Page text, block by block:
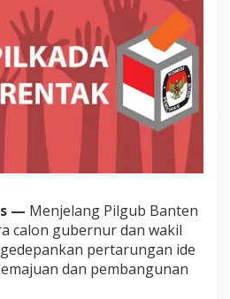
— Menjelang Pilgub Banten
calon gubernur dan wakil
pertarungan ide
dan pembangunan